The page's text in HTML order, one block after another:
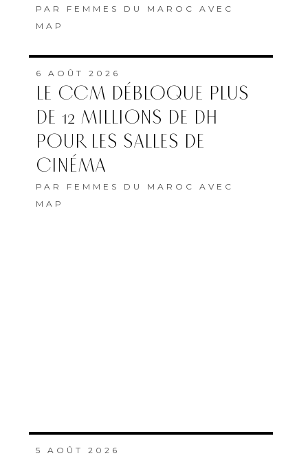
PAR FEMMES DU MAROC AVEC
MAP
6 AOÛT 2026
LE CCM DÉBLOQUE PLUS
DE 12 MILLIONS DE DH
POUR LES SALLES DE
CINÉMA
PAR FEMMES DU MAROC AVEC
MAP
5 AOÛT 2026